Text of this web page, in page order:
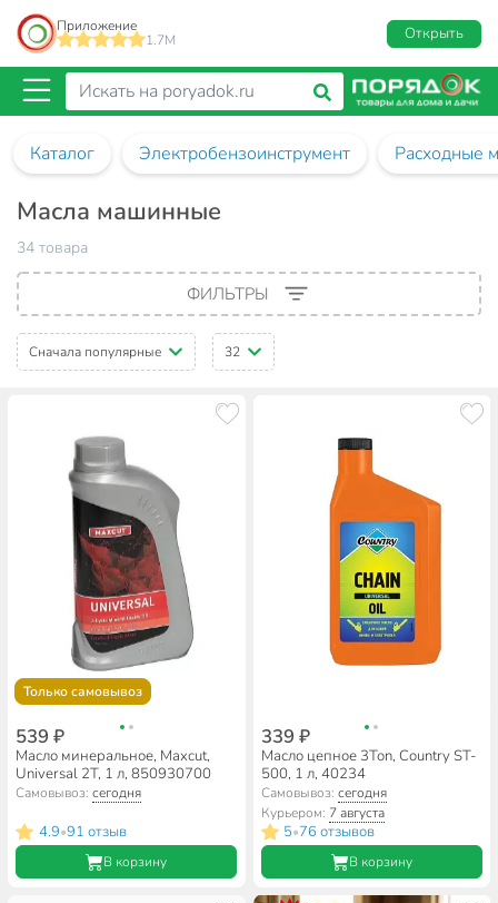
Приложение
1.7M
Открыть
Каталог Электробензоинструмент Расходные
Масла машинные
34 товара
ФИЛЬТРЫ
Сначала популярные 32
Только самовывоз
539 ₽
Масло минеральное, Maxcut,
Universal 2T, 1 л, 850930700
Самовывоз:сегодня
4.9•91 отзыв
В корзину
339 ₽
Масло цепное 3Ton, Country ST-
500, 1 л, 40234
Самовывоз: сегодня
Курьером: 7 августа
5•76 отзывов
В корзину